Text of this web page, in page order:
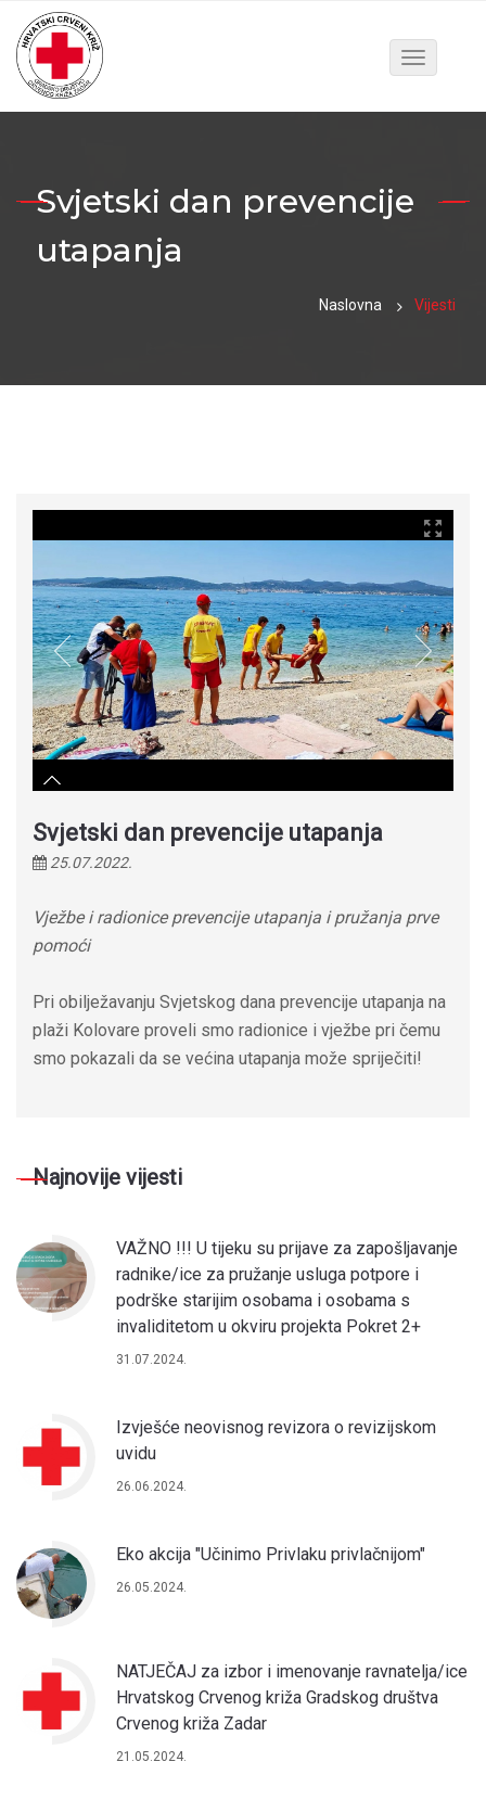
Toggle
Svjetski dan prevencije
utapanja
Naslovna Vijesti
Svjetski dan prevencije utapanja
25.07.2022.
Vježbe i radionice prevencije utapanja i pružanja prve
pomoći
Pri obilježavanju Svjetskog dana prevencije utapanja na
plaži Kolovare proveli smo radionice i vježbe pri čemu
smo pokazali da se većina utapanja može spriječiti!
Najnovije vijesti
VAŽNO !!! U tijeku su prijave za zapošljavanje
radnike/ice za pružanje usluga potpore i
podrške starijim osobama i osobama s
invaliditetom u okviru projekta Pokret 2+
31.07.2024.
Izvješće neovisnog revizora o revizijskom
uvidu
26.06.2024.
Eko akcija "Učinimo Privlaku privlačnijom"
26.05.2024.
NATJEČAJ za izbor i imenovanje ravnatelja/ice
Hrvatskog Crvenog križa Gradskog društva
Crvenog križa Zadar
21.05.2024.